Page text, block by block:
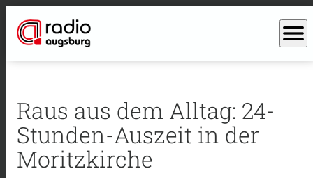
menu
Raus aus dem Alltag: 24-
Stunden-Auszeit in der
Moritzkirche